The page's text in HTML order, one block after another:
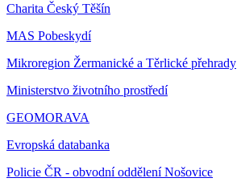
Charita Český Těšín
MAS Pobeskydí
Mikroregion Žermanické a Těrlické přehrady
Ministerstvo životního prostředí
GEOMORAVA
Evropská databanka
Policie ČR - obvodní oddělení Nošovice